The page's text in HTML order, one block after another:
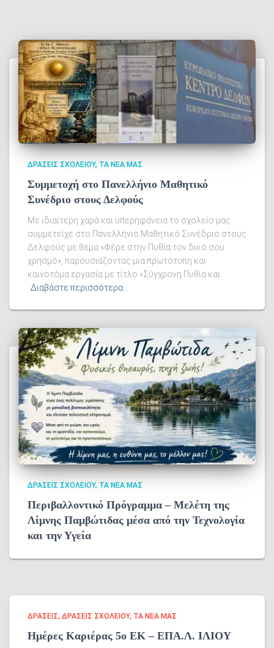
ΔΡΆΣΕΙΣ ΣΧΟΛΕΊΟΥ ΤΑ ΝΈΑ ΜΑΣ
Συμμετοχή στο Πανελλήνιο Μαθητικό
Συνέδριο στους Δελφούς
Με ιδιαίτερη χαρά και υπερηφάνεια το σχολείο μας
συμμετείχε στο Πανελλήνιο Μαθητικό Συνέδριο στους
Δελφούς με θέμα «Φέρε στην Πυθία τον δικό σου
χρησμό», παρουσιάζοντας μια πρωτότυπη και
καινοτόμα εργασία με τίτλο «Σύγχρονη Πυθία και
Διαβάστε περισσότερα…
ΔΡΆΣΕΙΣ ΣΧΟΛΕΊΟΥ ΤΑ ΝΈΑ ΜΑΣ
Περιβαλλοντικό Πρόγραμμα – Μελέτη της
Λίμνης Παμβώτιδας μέσα από την Τεχνολογία
και την Υγεία
ΔΡΑΣΕΙΣ ΔΡΆΣΕΙΣ ΣΧΟΛΕΊΟΥ ΤΑ ΝΈΑ ΜΑΣ
Ημέρες Καριέρας 5ο ΕΚ – ΕΠΑ.Λ. ΙΛΙΟΥ